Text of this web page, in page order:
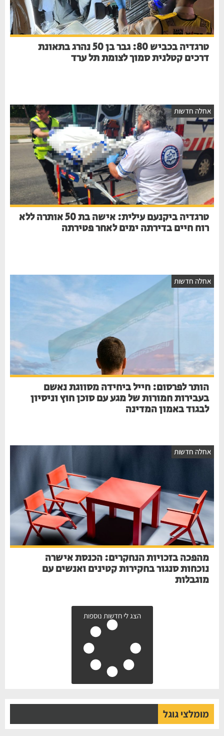
טרגדיה בכביש 80: גבר בן 50 נהרג בתאונת
דרכים קטלנית סמוך לצומת תל ערד
אחלה חדשות
טרגדיה ביקנעם עילית: אישה בת 50 אותרה ללא
רוח חיים בדירתה ימים לאחר פטירתה
אחלה חדשות
הותר לפרסום: חייל ביחידה מסווגת נאשם
בעבירות חמורות של מגע עם סוכן חוץ וניסיון
לבגוד באמון המדינה
אחלה חדשות
מהפכה בזכויות הנחקרים: הכנסת אישרה
נוכחות סנגור בחקירות קטינים ואנשים עם
מוגבלות
הצג לי חדשות נוספות
מומלצי גוגל